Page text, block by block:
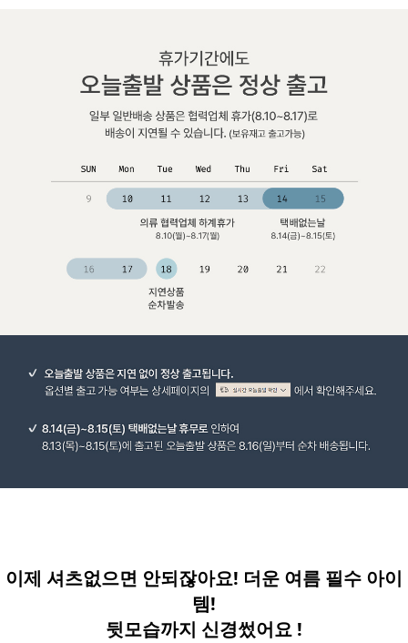
이제 셔츠없으면 안되잖아요! 더운 여름 필수 아이
템!
뒷모습까지 신경썼어요 !